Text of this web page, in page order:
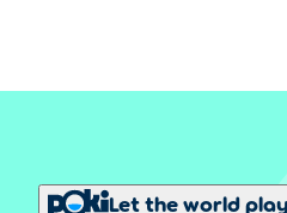
Let the world play